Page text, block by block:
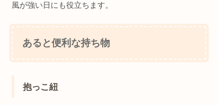
風が強い日にも役立ちます。
あると便利な持ち物
抱っこ紐